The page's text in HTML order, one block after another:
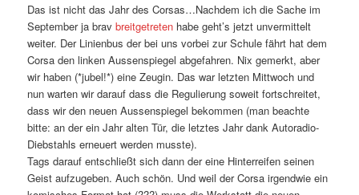
Das ist nicht das Jahr des Corsas…Nachdem ich die Sache im
September ja bravbreitgetreten habe geht’s jetzt unvermittelt
weiter. Der Linienbus der bei uns vorbei zur Schule fährt hat dem
Corsa den linken Aussenspiegel abgefahren. Nix gemerkt, aber
wir haben (*jubel!*) eine Zeugin. Das war letzten Mittwoch und
nun warten wir darauf dass die Regulierung soweit fortschreitet,
dass wir den neuen Aussenspiegel bekommen (man beachte
bitte: an der ein Jahr alten Tür, die letztes Jahr dank Autoradio-
Diebstahls erneuert werden musste).
Tags darauf entschließt sich dann der eine Hinterreifen seinen
Geist aufzugeben. Auch schön. Und weil der Corsa irgendwie ein